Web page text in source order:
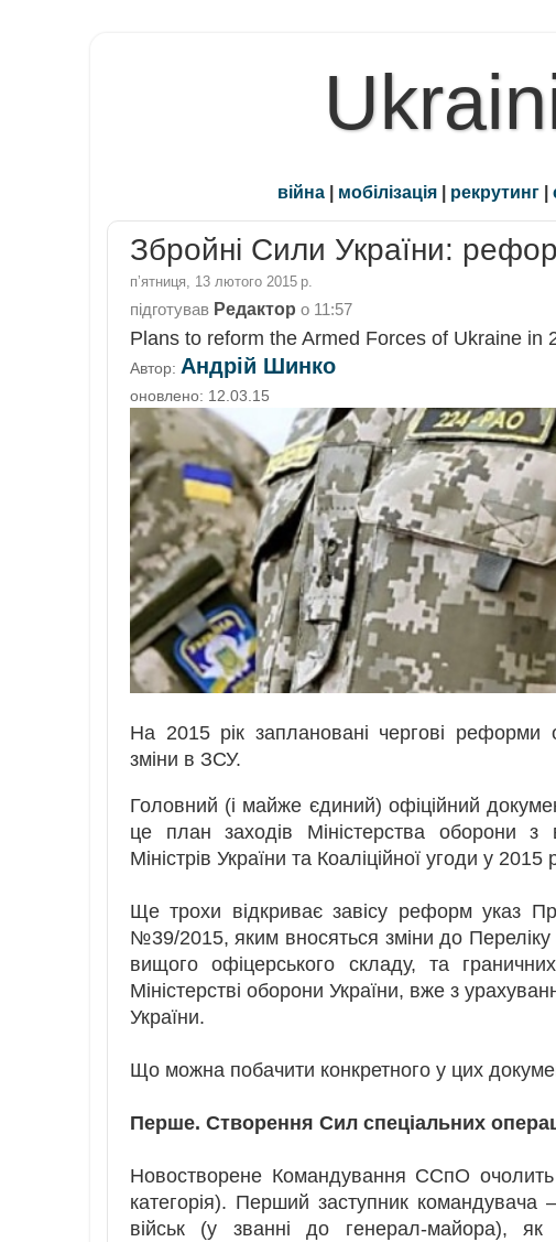
війна | мобілізація | рекрутинг |
Збройні Сили України:
пʼятниця, 13 лютого 2015 р.
підготував Редактор о 11:57
Plans to reform the Armed Forces of Ukraine in
Автор: Андрій Шинко
оновлено: 12.03.15
На 2015 рік заплановані чергові реформи
зміни в ЗСУ.
Головний (і майже єдиний) офіційний
це план заходів Міністерства оборони з
Міністрів України та Коаліційної угоди у 2015
Ще трохи відкриває завісу реформ указ
№39/2015, яким вносяться зміни до
вищого офіцерського складу, та
Міністерстві оборони України, вже з
України.
Що можна побачити конкретного у цих
Перше. Створення Сил спеціальних
Новостворене Командування ССпО
категорія). Перший заступник
військ (у званні до генерал-майора),